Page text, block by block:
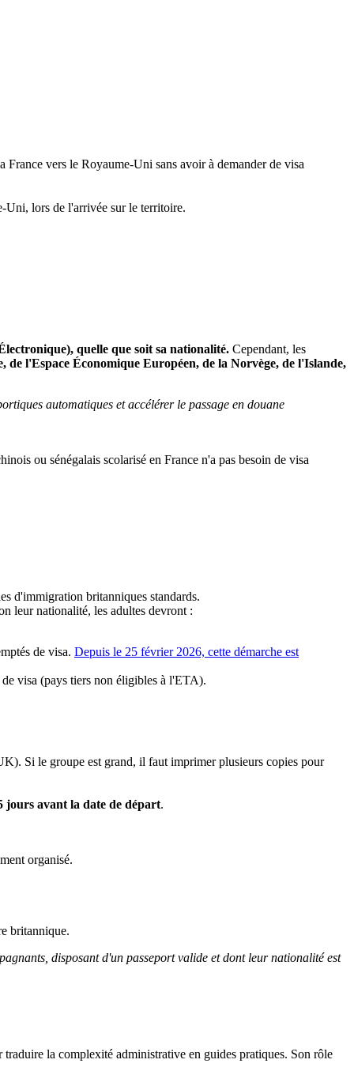
vers le Royaume-Uni sans avoir à demander de visa
Uni, lors de l'arrivée sur le territoire.
quelle que soit sa nationalité. Cependant, les
de l'Espace Économique Européen, de la Norvège, de l'Islande,
automatiques et accélérer le passage en douane
ou sénégalais scolarisé en France n'a pas besoin de visa
d'immigration britanniques standards.
leur nationalité, les adultes devront :
de visa. Depuis le 25 février 2026, cette démarche est
visa (pays tiers non éligibles à l'ETA).
Si le groupe est grand, il faut imprimer plusieurs copies pour
jours avant la date de départ.
organisé.
britannique.
disposant d'un passeport valide et dont leur nationalité est
la complexité administrative en guides pratiques. Son rôle